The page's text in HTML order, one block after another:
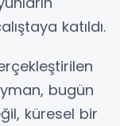
katıldı.
bugün
küresel bir